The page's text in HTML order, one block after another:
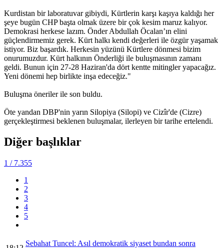
Kurdistan bir laboratuvar gibiydi, Kürtlerin karşı kaşıya kaldığı her
şeye bugün CHP başta olmak üzere bir çok kesim maruz kalıyor.
Demokrasi herkese lazım. Önder Abdullah Öcalan’ın elini
güçlendirmemiz gerek. Kürt halkı kendi değerleri ile özgür yaşamak
istiyor. Biz başardık. Herkesin yüzünü Kürtlere dönmesi bizim
onurumuzdur. Kürt halkının Önderliği ile buluşmasının zamanı
geldi. Bunun için 27-28 Haziran'da dört kentte mitingler yapacağız.
Yeni dönemi hep birlikte inşa edeceğiz."
Buluşma öneriler ile son buldu.
Öte yandan DBP'nin yarın Silopiya (Silopi) ve Cizîr'de (Cizre)
gerçekleştirmesi beklenen buluşmalar, ilerleyen bir tarihe ertelendi.
Diğer başlıklar
1 / 7.355
1
2
3
4
5
Sebahat Tuncel: Asıl demokratik siyaset bundan sonra